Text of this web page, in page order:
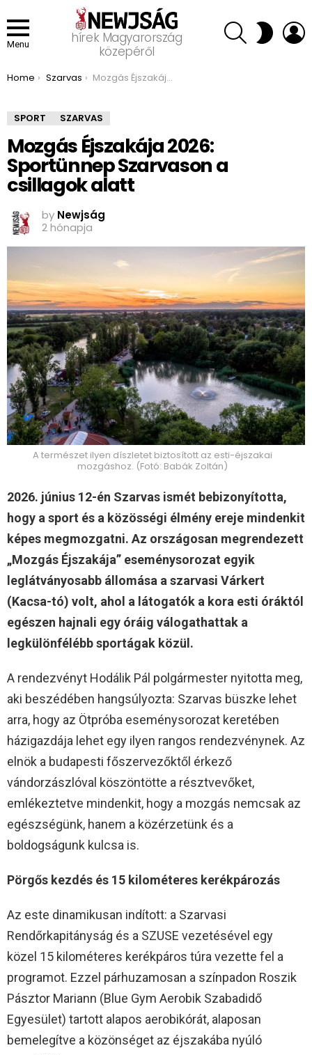
Menu
hírek Magyarország
közepéről
SEARCH SWITCH
SKIN
You are here:
Home Szarvas Mozgás Éjszakája 2026: Sportünnep Szarvason a csillagok alatt
SPORT SZARVAS
Mozgás Éjszakája 2026:
Sportünnep Szarvason a
csillagok alatt
by Newjság
2 hónapja
A természet ilyen díszletet biztosított az esti-éjszakai
mozgáshoz. (Fotó: Babák Zoltán)
2026. június 12-én Szarvas ismét bebizonyította,
hogy a sport és a közösségi élmény ereje mindenkit
képes megmozgatni. Az országosan megrendezett
„Mozgás Éjszakája” eseménysorozat egyik
leglátványosabb állomása a szarvasi Várkert
(Kacsa-tó) volt, ahol a látogatók a kora esti óráktól
egészen hajnali egy óráig válogathattak a
legkülönfélébb sportágak közül.
A rendezvényt Hodálik Pál polgármester nyitotta meg,
aki beszédében hangsúlyozta: Szarvas büszke lehet
arra, hogy az Ötpróba eseménysorozat keretében
házigazdája lehet egy ilyen rangos rendezvénynek. Az
elnök a budapesti főszervezőktől érkező
vándorzászlóval köszöntötte a résztvevőket,
emlékeztetve mindenkit, hogy a mozgás nemcsak az
egészségünk, hanem a közérzetünk és a
boldogságunk kulcsa is.
Pörgős kezdés és 15 kilométeres kerékpározás
Az este dinamikusan indított: a Szarvasi
Rendőrkapitányság és a SZUSE vezetésével egy
közel 15 kilométeres kerékpáros túra vezette fel a
programot. Ezzel párhuzamosan a színpadon Roszik
Pásztor Mariann (Blue Gym Aerobik Szabadidő
Egyesület) tartott alapos aerobikórát, alaposan
bemelegítve a közönséget az éjszakába nyúló